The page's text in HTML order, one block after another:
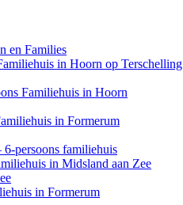
en Families
in Hoorn op Terschelling
Familiehuis in Hoorn
in Formerum
persoons familiehuis
in Midsland aan Zee
in Formerum